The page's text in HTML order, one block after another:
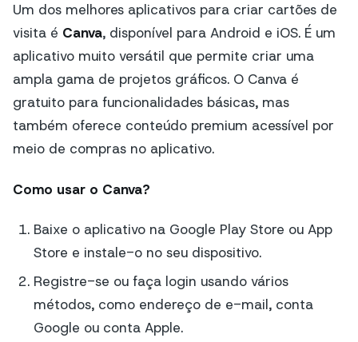
Um dos melhores aplicativos para criar cartões de
visita é Canva, disponível para Android e iOS. É um
aplicativo muito versátil que permite criar uma
ampla gama de projetos gráficos. O Canva é
gratuito para funcionalidades básicas, mas
também oferece conteúdo premium acessível por
meio de compras no aplicativo.
Como usar o Canva?
Baixe o aplicativo na Google Play Store ou App
Store e instale-o no seu dispositivo.
Registre-se ou faça login usando vários
métodos, como endereço de e-mail, conta
Google ou conta Apple.